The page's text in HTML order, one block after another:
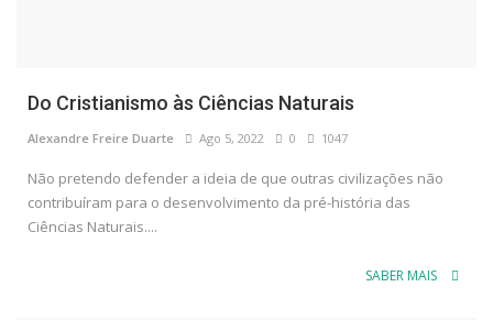
Do Cristianismo às Ciências Naturais
Alexandre Freire Duarte Ago 5, 2022 0 1047
Não pretendo defender a ideia de que outras civilizações não
contribuíram para o desenvolvimento da pré-história das
Ciências Naturais....
SABER MAIS